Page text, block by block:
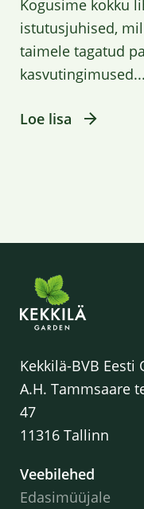
Kogusime kokku
istutusjuhised,
taimele tagatud
Loe lisa
Kekkilä-BVB Eesti
A.H. Tammsaare
47
11316 Tallinn
Veebilehed
Edasimüüjale